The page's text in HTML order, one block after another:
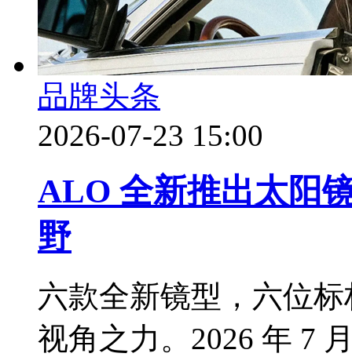
品牌头条
2026-07-23 15:00
ALO 全新推出太阳
野
六款全新镜型，六位
视角之力。2026 年 7